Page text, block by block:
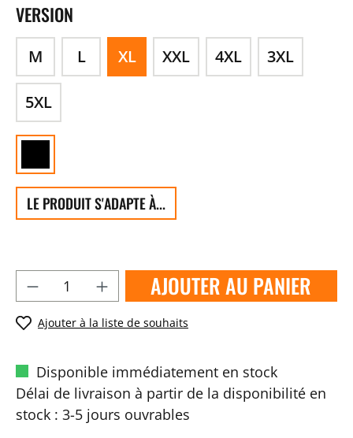
VERSION
M L XL XXL 4XL 3XL
5XL
LE PRODUIT S'ADAPTE À...
AJOUTER AU PANIER
Ajouter à la liste de souhaits
Disponible immédiatement en stock
Délai de livraison à partir de la disponibilité en
stock : 3-5 jours ouvrables